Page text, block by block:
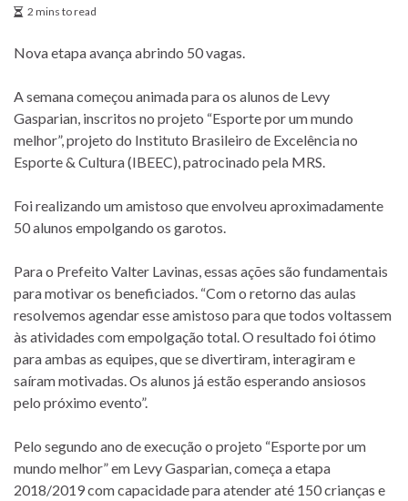
2 mins to read
Nova etapa avança abrindo 50 vagas.
A semana começou animada para os alunos de Levy
Gasparian, inscritos no projeto “Esporte por um mundo
melhor”, projeto do Instituto Brasileiro de Excelência no
Esporte & Cultura (IBEEC), patrocinado pela MRS.
Foi realizando um amistoso que envolveu aproximadamente
50 alunos empolgando os garotos.
Para o Prefeito Valter Lavinas, essas ações são fundamentais
para motivar os beneficiados. “Com o retorno das aulas
resolvemos agendar esse amistoso para que todos voltassem
às atividades com empolgação total. O resultado foi ótimo
para ambas as equipes, que se divertiram, interagiram e
saíram motivadas. Os alunos já estão esperando ansiosos
pelo próximo evento”.
Pelo segundo ano de execução o projeto “Esporte por um
mundo melhor” em Levy Gasparian, começa a etapa
2018/2019 com capacidade para atender até 150 crianças e